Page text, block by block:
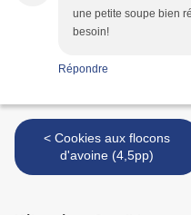
une petite soupe bien
besoin!
Répondre
< Cookies aux flocons
d'avoine (4,5pp)